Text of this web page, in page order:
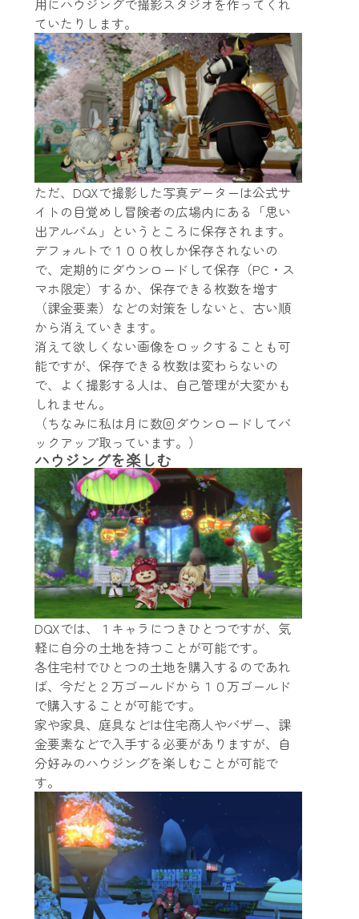
ていたりします。
ただ、DQXで撮影した写真データーは公式サ
イトの目覚めし冒険者の広場内にある「思い
出アルバム」というところに保存されます。
デフォルトで１００枚しか保存されないの
で、定期的にダウンロードして保存（PC・ス
マホ限定）するか、保存できる枚数を増す
（課金要素）などの対策をしないと、古い順
から消えていきます。
消えて欲しくない画像をロックすることも可
能ですが、保存できる枚数は変わらないの
で、よく撮影する人は、自己管理が大変かも
しれません。
（ちなみに私は月に数回ダウンロードしてバ
ックアップ取っています。）
ハウジングを楽しむ
DQXでは、１キャラにつきひとつですが、気
軽に自分の土地を持つことが可能です。
各住宅村でひとつの土地を購入するのであれ
ば、今だと２万ゴールドから１０万ゴールド
で購入することが可能です。
家や家具、庭具などは住宅商人やバザー、課
金要素などで入手する必要がありますが、自
分好みのハウジングを楽しむことが可能で
す。